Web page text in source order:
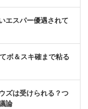
エスパー優遇されて
ボ＆スキ確まで粘る
ズは受けられる？つ
論